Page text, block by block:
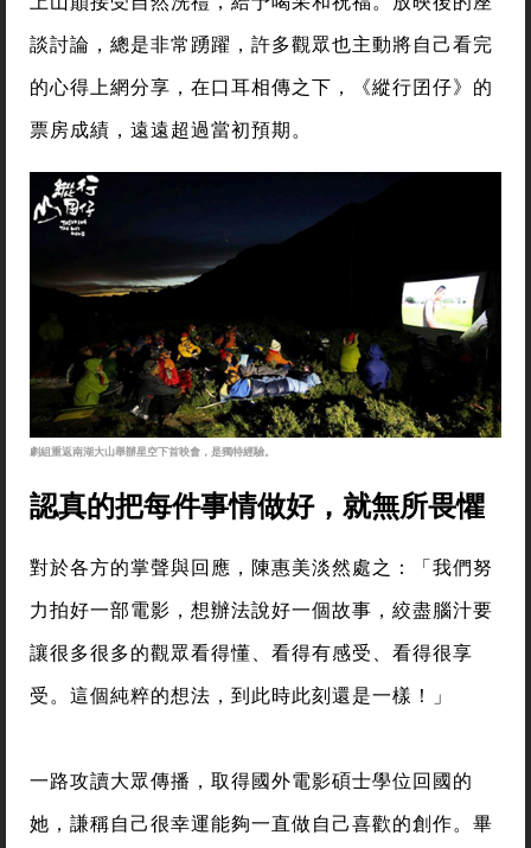
談討論，總是非常踴躍，許多觀眾也主動將自己看完
的心得上網分享，在口耳相傳之下，《縱行囝仔》的
票房成績，遠遠超過當初預期。
劇組重返南湖大山舉辦星空下首映會，是獨特經驗。
認真的把每件事情做好，就無所畏懼
對於各方的掌聲與回應，陳惠美淡然處之：「我們努
力拍好一部電影，想辦法說好一個故事，絞盡腦汁要
讓很多很多的觀眾看得懂、看得有感受、看得很享
受。這個純粹的想法，到此時此刻還是一樣！」
一路攻讀大眾傳播，取得國外電影碩士學位回國的
她，謙稱自己很幸運能夠一直做自己喜歡的創作。畢